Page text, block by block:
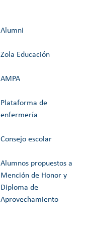
Alumni
Zola Educación
AMPA
Plataforma de
enfermería
Consejo escolar
Alumnos propuestos a
Mención de Honor y
Diploma de
Aprovechamiento